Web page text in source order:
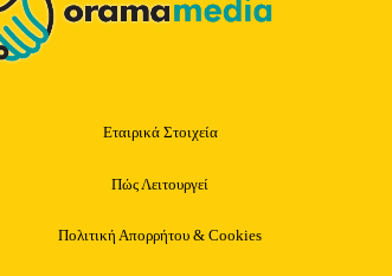
Εταιρικά Στοιχεία
Πώς Λειτουργεί
Πολιτική Απορρήτου & Cookies